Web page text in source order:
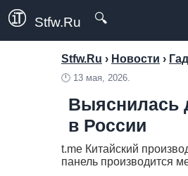
Stfw.Ru 🔍
Stfw.Ru › Новости ›
🕛 13 мая, 2026.
Выяснилась
в России
t.me Китайский
панель производится